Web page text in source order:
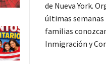
de Nueva York.
últimas semanas
familias
Inmigración y